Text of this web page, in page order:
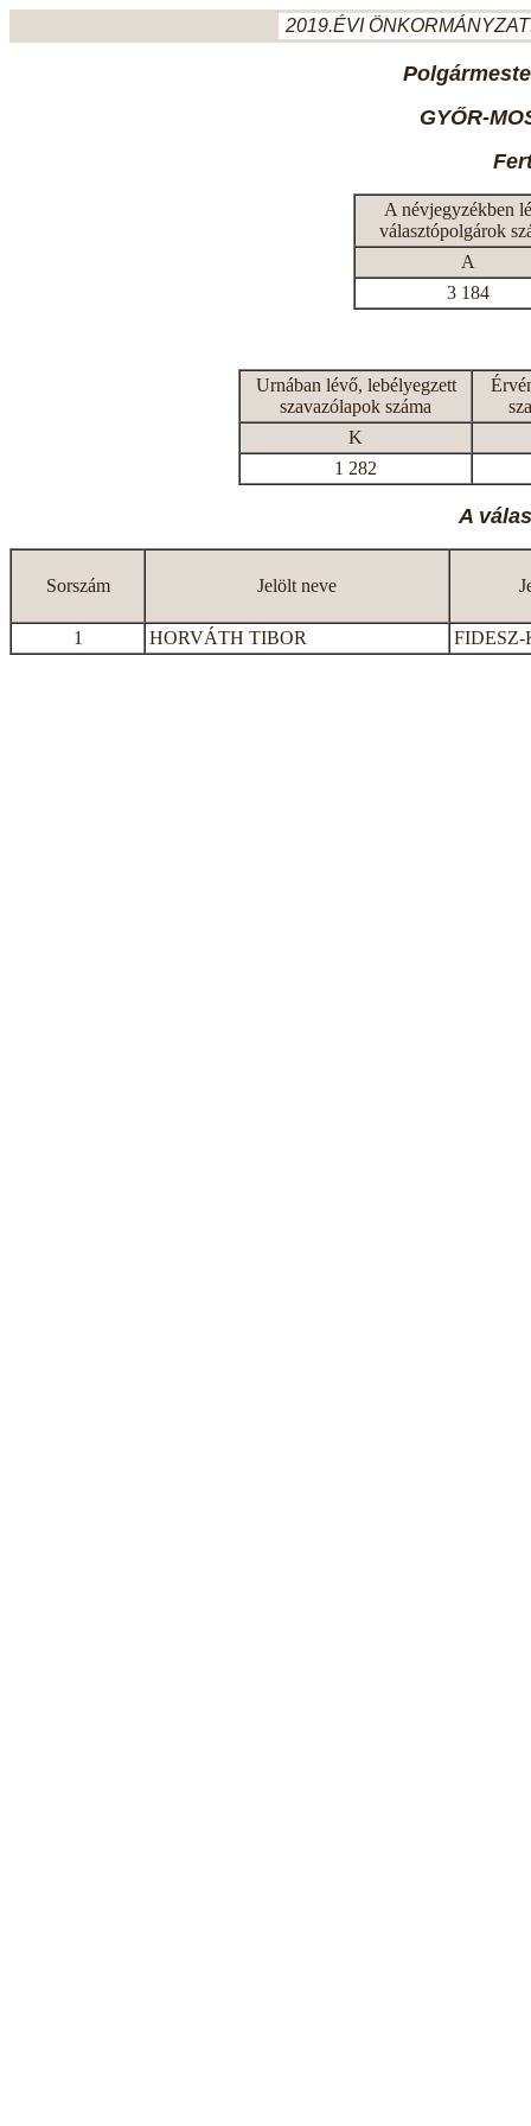
2019.ÉVI
GYŐR-
A névjegyzékben
választópolgárok
A
3 184
Urnában lévő, lebélyegzett
szavazólapok száma
K
1 282
A
Sorszám Jelölt neve
1 HORVÁTH TIBOR FIDESZ-